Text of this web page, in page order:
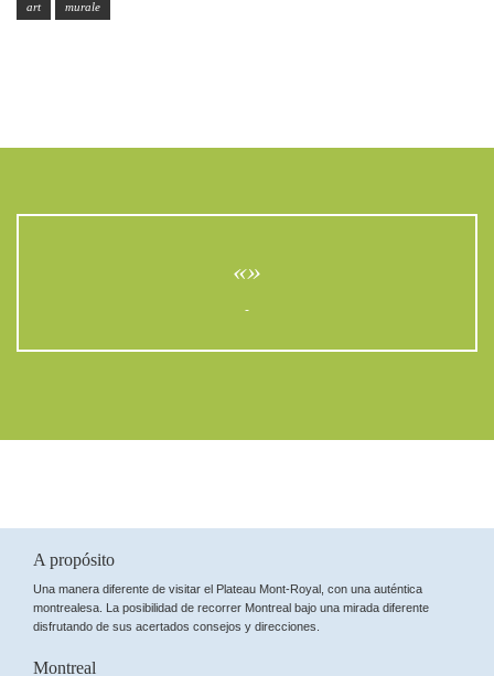
art murale
«»
-
A propósito
Una manera diferente de visitar el Plateau Mont-Royal, con una auténtica
montrealesa. La posibilidad de recorrer Montreal bajo una mirada diferente
disfrutando de sus acertados consejos y direcciones.
Montreal